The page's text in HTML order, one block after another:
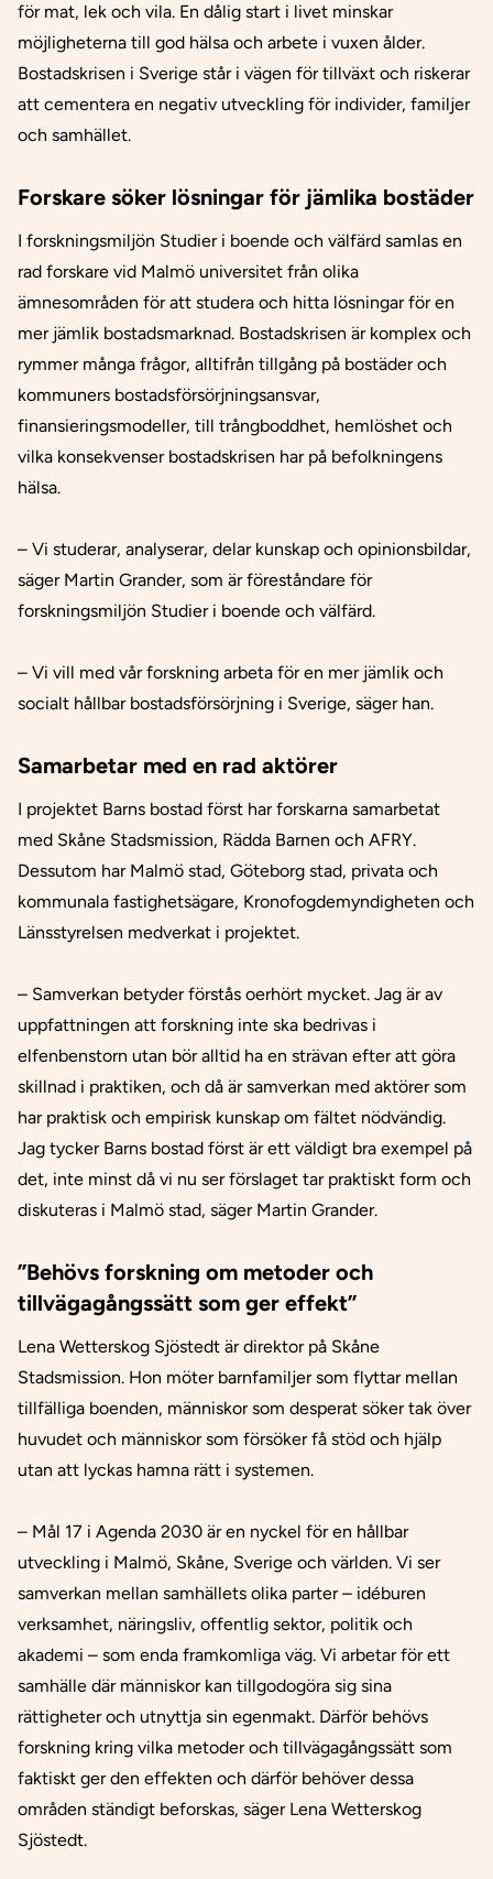
för mat, lek och vila. En dålig start i livet minskar
möjligheterna till god hälsa och arbete i vuxen ålder.
Bostadskrisen i Sverige står i vägen för tillväxt och riskerar
att cementera en negativ utveckling för individer, familjer
och samhället.
Forskare söker lösningar för jämlika bostäder
I forskningsmiljön Studier i boende och välfärd samlas en
rad forskare vid Malmö universitet från olika
ämnesområden för att studera och hitta lösningar för en
mer jämlik bostadsmarknad. Bostadskrisen är komplex och
rymmer många frågor, alltifrån tillgång på bostäder och
kommuners bostadsförsörjningsansvar,
finansieringsmodeller, till trångboddhet, hemlöshet och
vilka konsekvenser bostadskrisen har på befolkningens
hälsa.
– Vi studerar, analyserar, delar kunskap och opinionsbildar,
säger Martin Grander, som är föreståndare för
forskningsmiljön Studier i boende och välfärd.
– Vi vill med vår forskning arbeta för en mer jämlik och
socialt hållbar bostadsförsörjning i Sverige, säger han.
Samarbetar med en rad aktörer
I projektet Barns bostad först har forskarna samarbetat
med Skåne Stadsmission, Rädda Barnen och AFRY.
Dessutom har Malmö stad, Göteborg stad, privata och
kommunala fastighetsägare, Kronofogdemyndigheten och
Länsstyrelsen medverkat i projektet.
– Samverkan betyder förstås oerhört mycket. Jag är av
uppfattningen att forskning inte ska bedrivas i
elfenbenstorn utan bör alltid ha en strävan efter att göra
skillnad i praktiken, och då är samverkan med aktörer som
har praktisk och empirisk kunskap om fältet nödvändig.
Jag tycker Barns bostad först är ett väldigt bra exempel på
det, inte minst då vi nu ser förslaget tar praktiskt form och
diskuteras i Malmö stad, säger Martin Grander.
”Behövs forskning om metoder och
tillvägagångssätt som ger effekt”
Lena Wetterskog Sjöstedt är direktor på Skåne
Stadsmission. Hon möter barnfamiljer som flyttar mellan
tillfälliga boenden, människor som desperat söker tak över
huvudet och människor som försöker få stöd och hjälp
utan att lyckas hamna rätt i systemen.
– Mål 17 i Agenda 2030 är en nyckel för en hållbar
utveckling i Malmö, Skåne, Sverige och världen. Vi ser
samverkan mellan samhällets olika parter – idéburen
verksamhet, näringsliv, offentlig sektor, politik och
akademi – som enda framkomliga väg. Vi arbetar för ett
samhälle där människor kan tillgodogöra sig sina
rättigheter och utnyttja sin egenmakt. Därför behövs
forskning kring vilka metoder och tillvägagångssätt som
faktiskt ger den effekten och därför behöver dessa
områden ständigt beforskas, säger Lena Wetterskog
Sjöstedt.